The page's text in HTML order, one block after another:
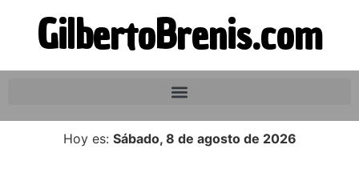
GilbertoBrenis.com
Hoy es: Sábado, 8 de agosto de 2026